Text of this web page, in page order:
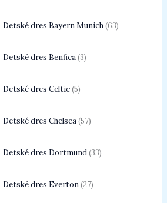
Detské dres Bayern Munich 63
Detské dres Benfica 3
Detské dres Celtic 5
Detské dres Chelsea 57
Detské dres Dortmund 33
Detské dres Everton 27